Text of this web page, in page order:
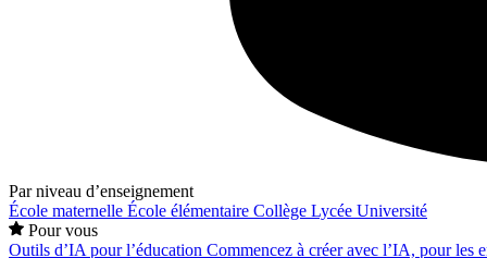
Par niveau d’enseignement
École maternelle École élémentaire Collège Lycée Université
Pour vous
Outils d’IA pour l’éducation Commencez à créer avec l’IA, pour les